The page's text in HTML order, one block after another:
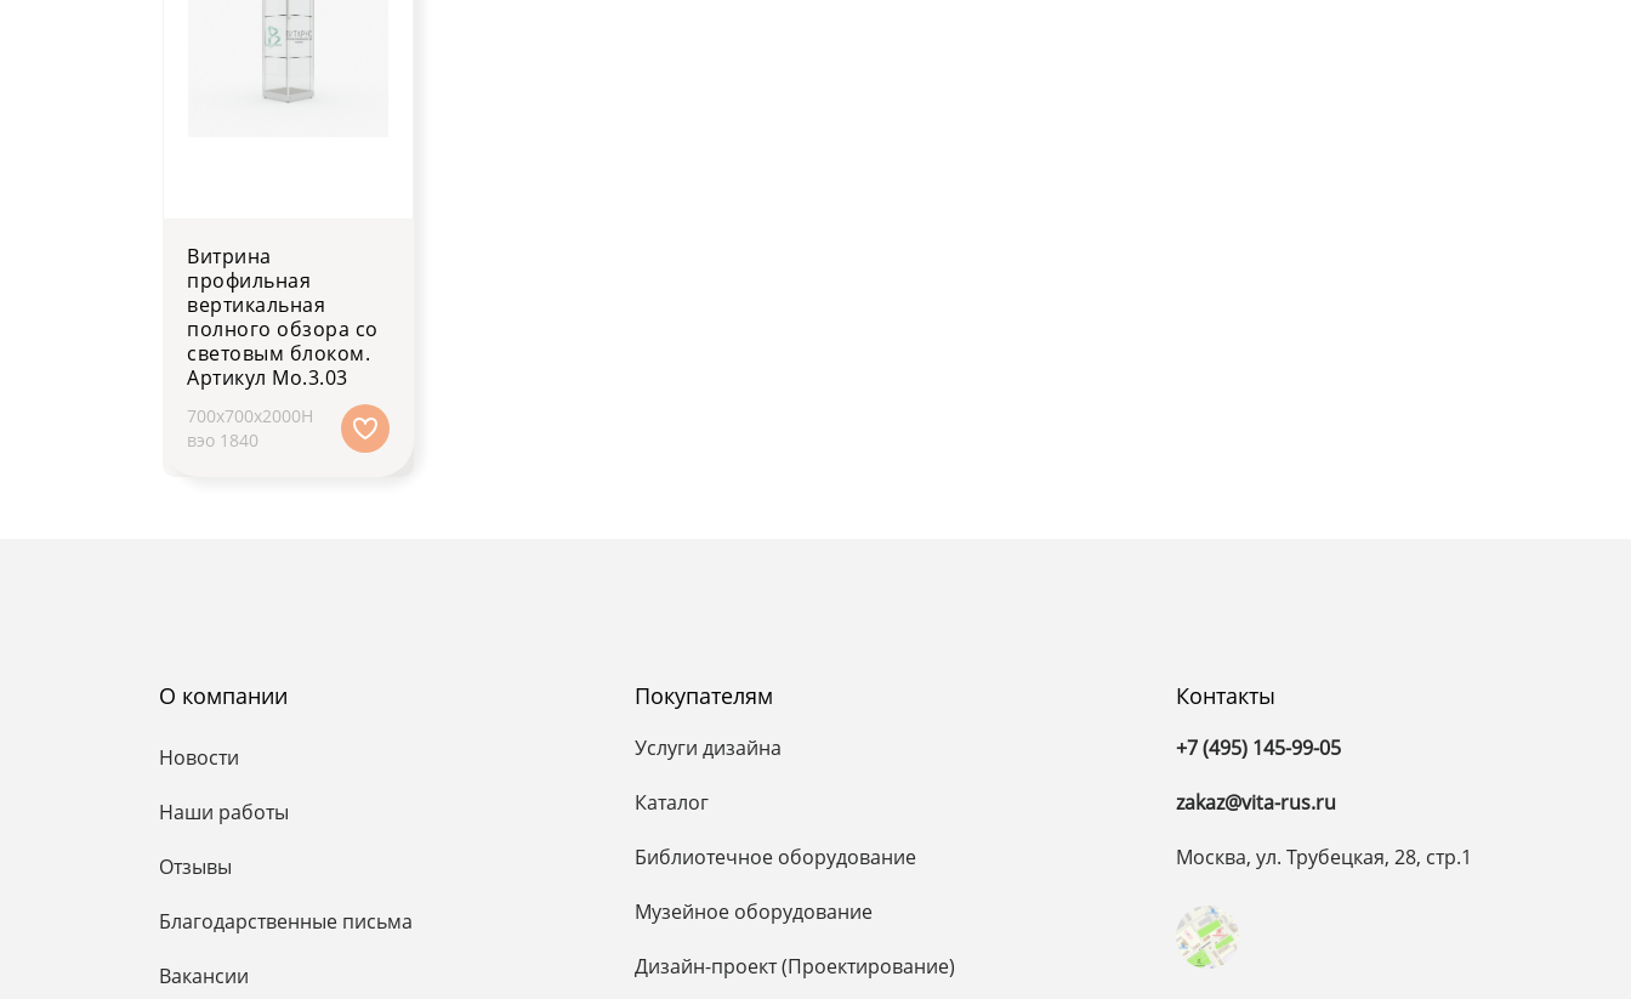
Витрина
профильная
вертикальная
полного обзора со
световым блоком.
Артикул Мо.3.03
700х700х2000H
вэо 1840
О компании
Новости
Наши работы
Отзывы
Благодарственные письма
Вакансии
Покупателям
Услуги дизайна
Каталог
Библиотечное оборудование
Музейное оборудование
Дизайн-проект (Проектирование)
Контакты
+7 (495) 145-99-05
zakaz@vita-rus.ru
Москва, ул. Трубецкая, 28, стр.1